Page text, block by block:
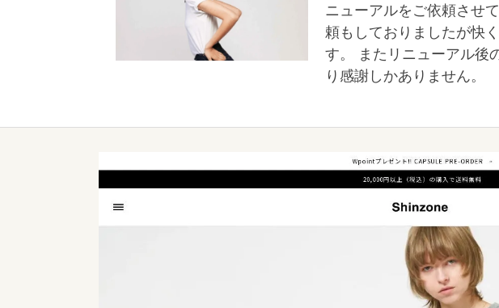
ニューアルをご依頼させ
頼もしておりましたが快
す。 またリニューアル後
り感謝しかありません。